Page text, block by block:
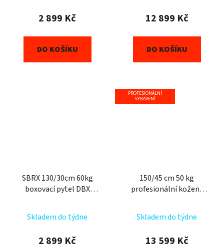
2 899 Kč
DO KOŠÍKU
12 899 Kč
DO KOŠÍKU
SBRX 130/30cm 60kg
boxovací pytel DBX
Skladem do týdne
2 899 Kč
PROFESIONÁLNÍ
VYBAVENÍ
150/45 cm 50 kg
profesionální kožený
BUSHIDO Sovereign
Skladem do týdne
13 599 Kč